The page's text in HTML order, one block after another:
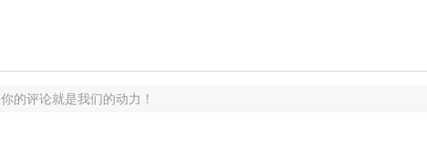
你的评论就是我们的动力！